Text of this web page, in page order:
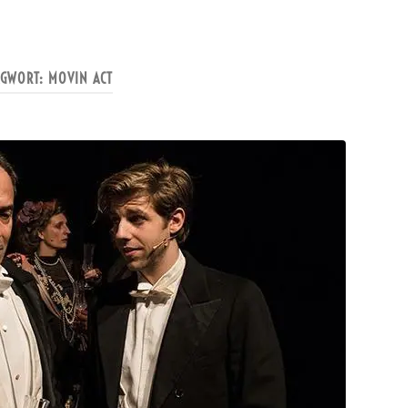
MOVIN ACT